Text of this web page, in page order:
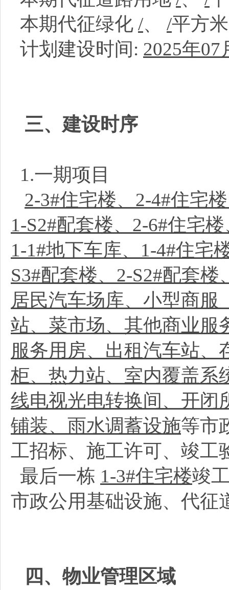
本期代征绿化 /、 /平方
计划建设时间: 2025年07
三、建设时序
1.一期项目
2-3#住宅楼、2-4#住宅
1-S2#配套楼、2-6#住宅
1-1#地下车库、1-4#住宅
S3#配套楼、2-S2#配套
居民汽车场库、小型商
站、菜市场、其他商业服
服务用房、出租汽车站、
柜、热力站、室内覆盖系
线电视光电转换间、开闭
铺装、雨水调蓄设施等市
工招标、施工许可、竣工
最后一栋 1-3#住宅楼竣
市政公用基础设施、代征
四、物业管理区域